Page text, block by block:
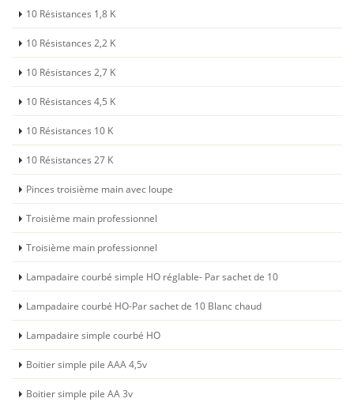
10 Résistances 1,8 K
10 Résistances 2,2 K
10 Résistances 2,7 K
10 Résistances 4,5 K
10 Résistances 10 K
10 Résistances 27 K
Pinces troisième main avec loupe
Troisième main professionnel
Troisième main professionnel
Lampadaire courbé simple HO réglable- Par sachet de 10
Lampadaire courbé HO-Par sachet de 10 Blanc chaud
Lampadaire simple courbé HO
Boitier simple pile AAA 4,5v
Boitier simple pile AA 3v